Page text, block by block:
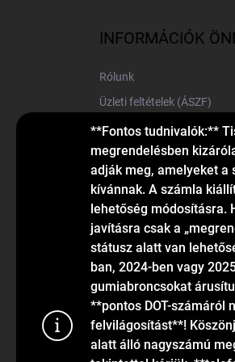
**Fontos tudnivalók:**
megrendelésben
adják meg, amelyeket a
kívánnak. A számla
lehetőség módosításra.
javításra csak a
státusz alatt van
ban, 2024-ben vagy
gumiabroncsokat
**pontos DOT-számáról
felvilágosítást**!
alatt álló nagyszámú
INFORMÁCIÓK
Rólunk
Üzleti feltételek (ÁSZF)
Elérhetőségek
Blog
KAPCSOLAT
info@gumiok.hu